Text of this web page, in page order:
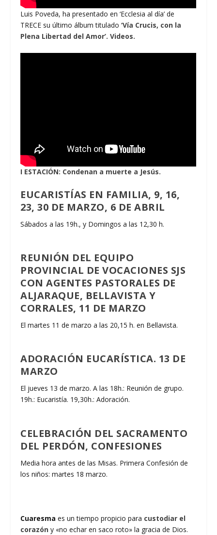
Luis Poveda, ha presentado en ‘Ecclesia al día’ de
TRECE su último álbum titulado‘Vía Crucis, con la
Plena Libertad del Amor’. Videos.
I ESTACIÓN: Condenan a muerte a Jesús.
EUCARISTÍAS EN FAMILIA, 9, 16,
23, 30 DE MARZO, 6 DE ABRIL
Sábados a las 19h., y Domingos a las 12,30 h.
REUNIÓN DEL EQUIPO
PROVINCIAL DE VOCACIONES SJS
CON AGENTES PASTORALES DE
ALJARAQUE, BELLAVISTA Y
CORRALES, 11 DE MARZO
El martes 11 de marzo a las 20,15 h. en Bellavista.
ADORACIÓN EUCARÍSTICA. 13 DE
MARZO
El jueves 13 de marzo. A las 18h.: Reunión de grupo.
19h.: Eucaristía. 19,30h.: Adoración.
CELEBRACIÓN DEL SACRAMENTO
DEL PERDÓN, CONFESIONES
Media hora antes de las Misas. Primera Confesión de
los niños: martes 18 marzo.
Cuaresma es un tiempo propicio para custodiar el
corazón y «no echar en saco roto» la gracia de Dios.